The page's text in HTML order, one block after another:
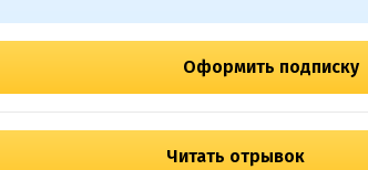
Оформить подписку
Читать отрывок